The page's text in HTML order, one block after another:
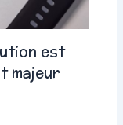
est
majeur